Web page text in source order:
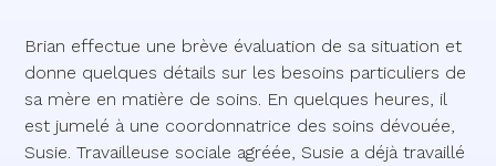
Brian effectue une brève évaluation de sa situation et
donne quelques détails sur les besoins particuliers de
sa mère en matière de soins. En quelques heures, il
est jumelé à une coordonnatrice des soins dévouée,
Susie. Travailleuse sociale agréée, Susie a déjà travaillé